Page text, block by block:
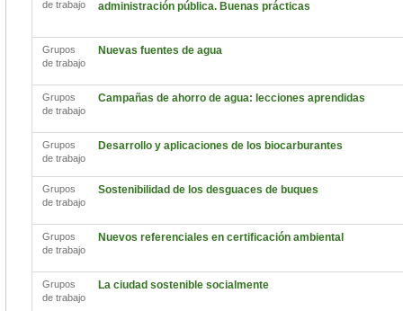
de trabajo
administración pública. Buenas prácticas
Grupos
de trabajo
Nuevas fuentes de agua
Grupos
de trabajo
Campañas de ahorro de agua: lecciones aprendidas
Grupos
de trabajo
Desarrollo y aplicaciones de los biocarburantes
Grupos
de trabajo
Sostenibilidad de los desguaces de buques
Grupos
de trabajo
Nuevos referenciales en certificación ambiental
Grupos
de trabajo
La ciudad sostenible socialmente